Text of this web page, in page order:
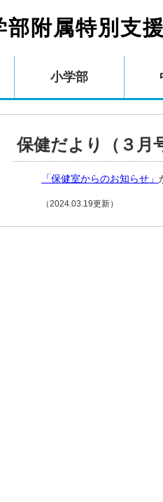
附属特別支
小学部
保健だより（３月
「保健室からのお知らせ」
（2024.03.19更新）